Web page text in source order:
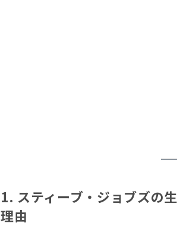
1. スティーブ・ジョブズの
理由